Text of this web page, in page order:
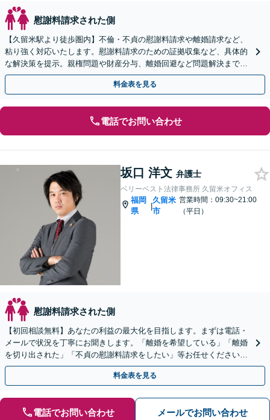
慰謝料請求された側
【久留米駅より徒歩圏内】不倫・不貞の慰謝料請求や離婚請求など、
粘り強く対応いたします。慰謝料請求のための証拠収集など、具体的
な解決策を提示。親権問題や財産分与、離婚回避など問題解決まで責
任をもって全力サポート。
料金表を見る
電話でお問い合わせ
坂口 洋文 弁護士
ベリーベスト法律事務所 久留米オフィス
福岡
県
|
久留米
市
営業時間：09:30~21:00
（平日）
慰謝料請求された側
【初回相談無料】あなたの利益の最大化を目指します。まずは電話・
メールで状況を丁寧にお聞きします。「離婚を希望している」「離婚
を切り出された」「不貞の慰謝料請求をしたい」等お任せください。
【リーズナブルな料金設定】
料金表を見る
電話でお問い合わせ メールでお問い合わせ